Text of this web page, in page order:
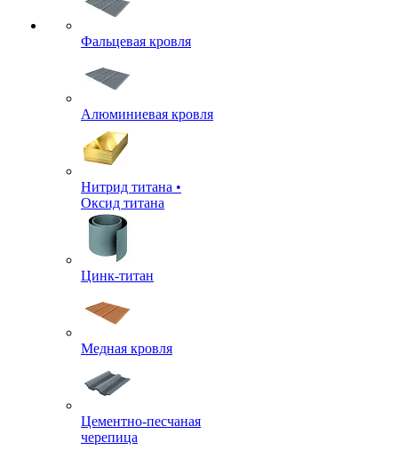
Фальцевая кровля
Алюминиевая кровля
Нитрид титана •
Оксид титана
Цинк-титан
Медная кровля
Цементно-песчаная
черепица